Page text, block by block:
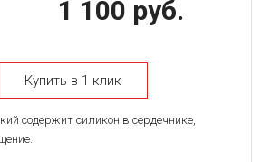
1 100 руб.
Купить в 1 клик
содержит силикон в сердечнике,